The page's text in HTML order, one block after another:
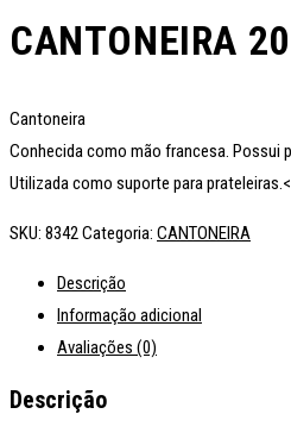
CANTONEIRA
Cantoneira
Conhecida como mão francesa. Possui
Utilizada como suporte para prateleiras.<
SKU: 8342 Categoria: CANTONEIRA
Descrição
Informação adicional
Avaliações (0)
Descrição